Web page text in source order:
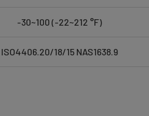
-30~100 (-22~212 °F)
ISO4406.20/18/15 NAS1638.9